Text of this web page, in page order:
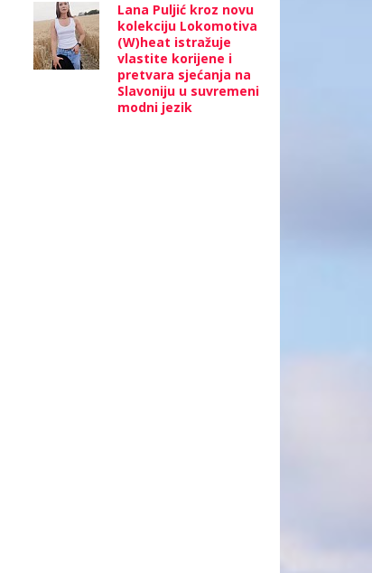
Lana Puljić kroz novu
kolekciju Lokomotiva
(W)heat istražuje
vlastite korijene i
pretvara sjećanja na
Slavoniju u suvremeni
modni jezik